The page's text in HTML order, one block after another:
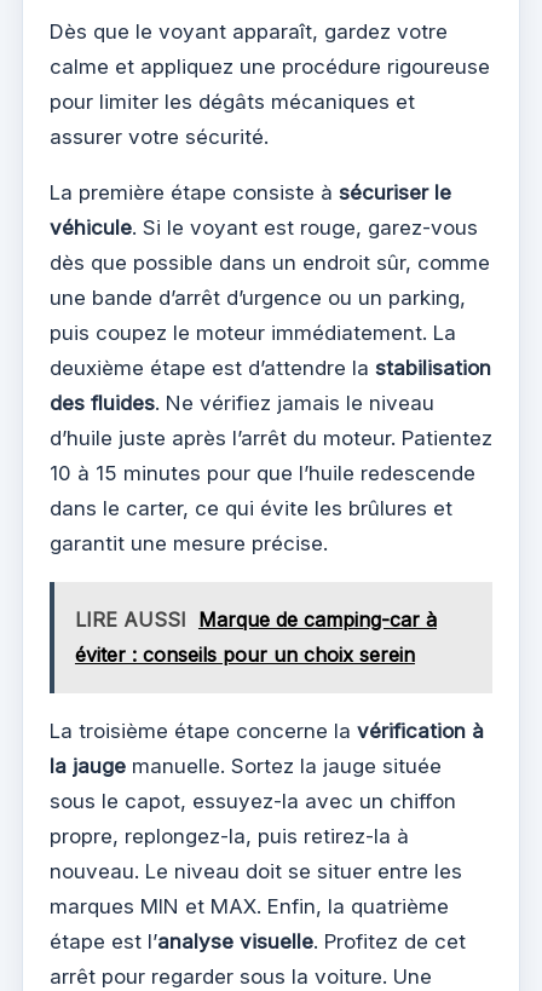
Dès que le voyant apparaît, gardez votre
calme et appliquez une procédure rigoureuse
pour limiter les dégâts mécaniques et
assurer votre sécurité.
La première étape consiste à sécuriser le
véhicule. Si le voyant est rouge, garez-vous
dès que possible dans un endroit sûr, comme
une bande d’arrêt d’urgence ou un parking,
puis coupez le moteur immédiatement. La
deuxième étape est d’attendre la stabilisation
des fluides. Ne vérifiez jamais le niveau
d’huile juste après l’arrêt du moteur. Patientez
10 à 15 minutes pour que l’huile redescende
dans le carter, ce qui évite les brûlures et
garantit une mesure précise.
LIRE AUSSI Marque de camping-car à
éviter : conseils pour un choix serein
La troisième étape concerne la vérification à
la jauge manuelle. Sortez la jauge située
sous le capot, essuyez-la avec un chiffon
propre, replongez-la, puis retirez-la à
nouveau. Le niveau doit se situer entre les
marques MIN et MAX. Enfin, la quatrième
étape est l’analyse visuelle. Profitez de cet
arrêt pour regarder sous la voiture. Une